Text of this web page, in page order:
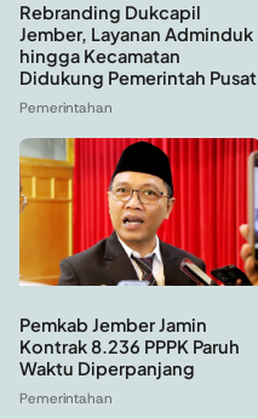
Rebranding Dukcapil
Jember, Layanan Adminduk
hingga Kecamatan
Didukung Pemerintah Pusat
Pemerintahan
Pemkab Jember Jamin
Kontrak 8.236 PPPK Paruh
Waktu Diperpanjang
Pemerintahan